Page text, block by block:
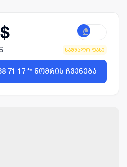
₾
საშუალო ფასი
71 17 ** ნომრის ჩვენება